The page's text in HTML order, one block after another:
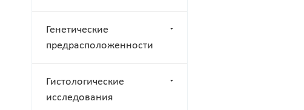
Генетические
предрасположенности
Гистологические
исследования